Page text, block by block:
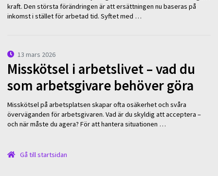
kraft. Den största förändringen är att ersättningen nu baseras på
inkomst i stället för arbetad tid. Syftet med …
13 mars 2026
Misskötsel i arbetslivet – vad du
som arbetsgivare behöver göra
Misskötsel på arbetsplatsen skapar ofta osäkerhet och svåra
överväganden för arbetsgivaren. Vad är du skyldig att acceptera –
och när måste du agera? För att hantera situationen …
Gå till startsidan